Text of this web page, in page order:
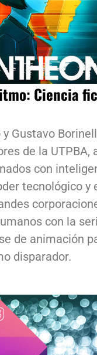
Ciencia
y Gustavo
de la UTPBA,
con
tecnológico y
con la
de animación
disparador.